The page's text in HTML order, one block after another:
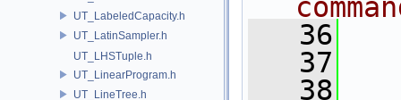
UT_LabeledCapacity.h
UT_LatinSampler.h
UT_LHSTuple.h
UT_LinearProgram.h
UT_LineTree.h
   36
   37
   38